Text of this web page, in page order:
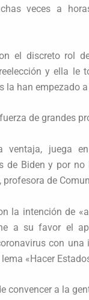
veces a
el discreto rol
y ella le
han empezado
de grandes
ventaja, juega
de Biden y por
de
la intención de
a su favor el
con
«Hacer
convencer a la